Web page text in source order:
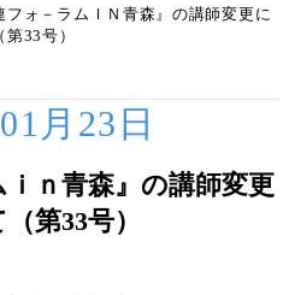
フォ－ラムＩＮ青森』の講師変更に
33号）
月23日
ｉｎ青森』の講師変更
第33号）